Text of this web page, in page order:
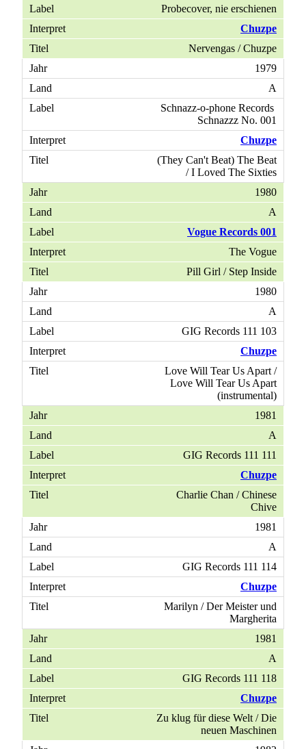
Probecover, nie erschienen
Chuzpe
Nervengas / Chuzpe
1979
A
Schnazz-o-phone Records
Schnazzz No. 001
Chuzpe
(They Can't Beat) The Beat
/ I Loved The Sixties
1980
A
Vogue Records 001
The Vogue
Pill Girl / Step Inside
1980
A
GIG Records 111 103
Chuzpe
Love Will Tear Us Apart /
Love Will Tear Us Apart
(instrumental)
1981
A
GIG Records 111 111
Chuzpe
Charlie Chan / Chinese
Chive
1981
A
GIG Records 111 114
Chuzpe
Marilyn / Der Meister und
Margherita
1981
A
GIG Records 111 118
Chuzpe
Zu klug für diese Welt / Die
neuen Maschinen